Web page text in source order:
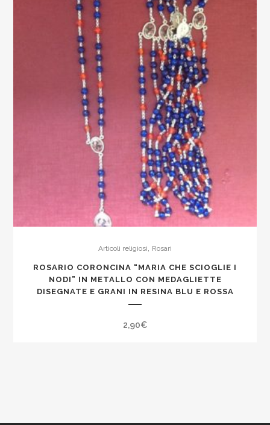
Articoli religiosi, Rosari
ROSARIO CORONCINA “MARIA CHE SCIOGLIE I
NODI” IN METALLO CON MEDAGLIETTE
DISEGNATE E GRANI IN RESINA BLU E ROSSA
2,90€